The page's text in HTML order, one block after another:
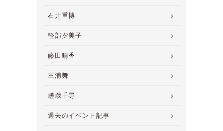
石井重博
軽部夕美子
藤田晴香
三浦舞
嵯峨千尋
過去のイベント記事